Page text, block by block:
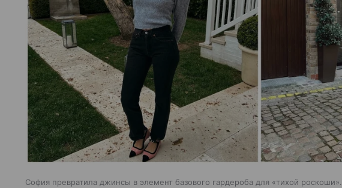
София превратила джинсы в элемент базового гардероба для «тихой роскоши».